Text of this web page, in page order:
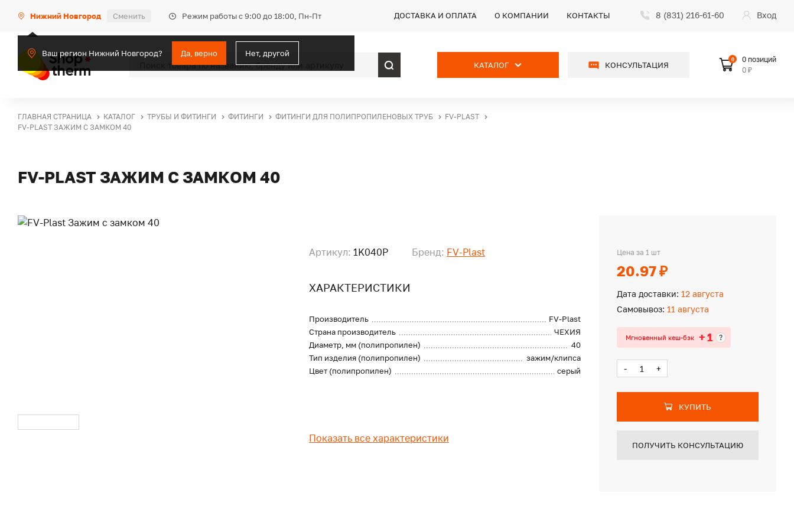
Нижний Новгород Сменить Режим работы с 9:00 до 18:00, Пн-Пт
Ваш регион Нижний Новгород? Да, верно Нет, другой
ДОСТАВКА И ОПЛАТА О КОМПАНИИ КОНТАКТЫ 8 (831) 216-61-60 Вход
КАТАЛОГ КОНСУЛЬТАЦИЯ
0
0 позиций
0 ₽
ГЛАВНАЯ СТРАНИЦА КАТАЛОГ ТРУБЫ И ФИТИНГИ ФИТИНГИ ФИТИНГИ ДЛЯ ПОЛИПРОПИЛЕНОВЫХ ТРУБ
FV-PLAST
FV-PLAST ЗАЖИМ С ЗАМКОМ 40
FV-PLAST ЗАЖИМ С ЗАМКОМ 40
Артикул: 1K040P Бренд: FV-Plast
ХАРАКТЕРИСТИКИ
Производитель
FV-Plast
Страна производитель
ЧЕХИЯ
Диаметр, мм (полипропилен)
40
Тип изделия (полипропилен)
зажим/клипса
Цвет (полипропилен)
серый
Показать все характеристики
Цена за 1 шт
20.97 ₽
Дата доставки: 12 августа
Самовывоз: 11 августа
Мгновенный кеш-бэк + 1 ?
- +
КУПИТЬ
ПОЛУЧИТЬ КОНСУЛЬТАЦИЮ